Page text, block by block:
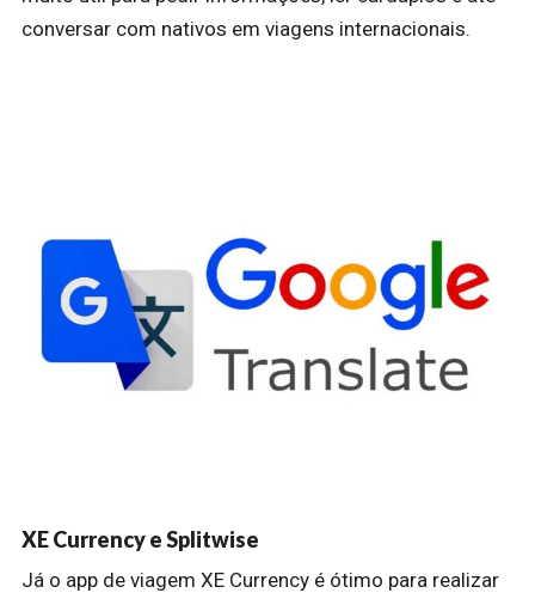
conversar com nativos em viagens internacionais.
XE Currency e Splitwise
Já o app de viagem XE Currency é ótimo para realizar